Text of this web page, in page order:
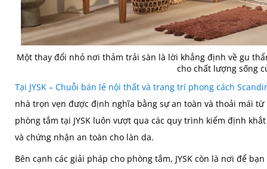
Một thay đổi nhỏ nơi thảm trải sàn là lời khẳng định về gu
cho chất lượng sống
Tại JYSK – Chuỗi bán lẻ nội thất và trang trí phong cách
nhà trọn vẹn được định nghĩa bằng sự an toàn và thoải mái
phòng tắm tại JYSK luôn vượt qua các quy trình kiểm định
và chứng nhận an toàn cho làn da.
Bên cạnh các giải pháp cho phòng tắm, JYSK còn là nơi để